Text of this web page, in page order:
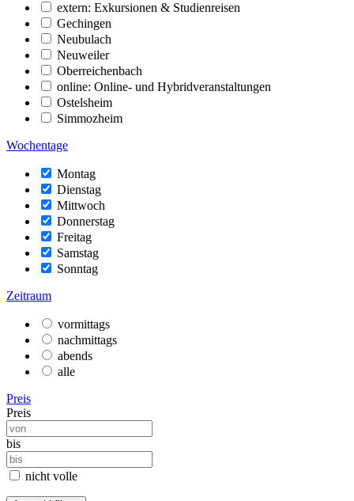
extern: Exkursionen & Studienreisen
Gechingen
Neubulach
Neuweiler
Oberreichenbach
online: Online- und Hybridveranstaltungen
Ostelsheim
Simmozheim
Wochentage
Montag
Dienstag
Mittwoch
Donnerstag
Freitag
Samstag
Sonntag
Zeitraum
vormittags
nachmittags
abends
alle
Preis
Preis
bis
nicht volle